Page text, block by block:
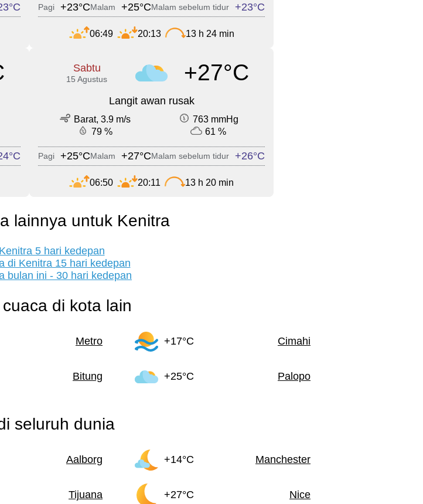
Pagi +23°CMalam +25°CMalam sebelum tidur +23°C
06:49 20:13 13 h 24 min
Sabtu
15 Agustus +27°C
Langit awan rusak
Barat, 3.9 m/s
763 mmHg
79 %
61 %
Pagi +25°CMalam +27°CMalam sebelum tidur +26°C
06:50 20:11 13 h 20 min
lainnya untuk Kenitra
5 hari kedepan
di Kenitra 15 hari kedepan
bulan ini - 30 hari kedepan
di kota lain
Metro +17°C Cimahi
Bitung +25°C Palopo
seluruh dunia
Aalborg +14°C Manchester
Tijuana +27°C Nice